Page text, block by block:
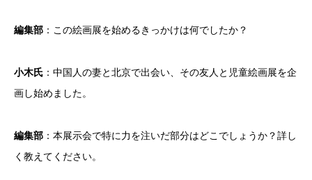
編集部 ：この絵画展を始めるきっかけは何でしたか？
小木氏 ：中国人の妻と北京で出会い、その友人と児童絵画展を企
画し始めました。
編集部 ：本展示会で特に力を注いだ部分はどこでしょうか？詳し
く教えてください。